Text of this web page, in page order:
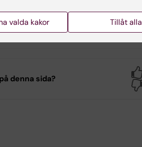
denna sida?
valda kakor Tillåt alla